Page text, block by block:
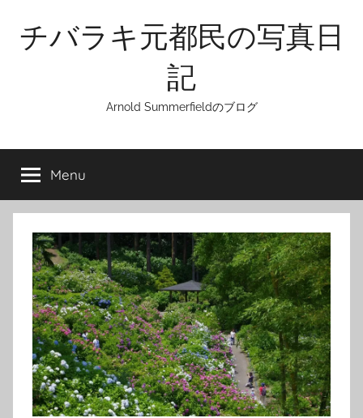
content
チバラキ元都民の写真日
記
Arnold Summerfieldのブログ
Menu